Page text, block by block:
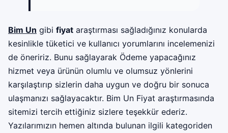
Bim Un gibi fiyat araştırması sağladığınız konularda
kesinlikle tüketici ve kullanıcı yorumlarını incelemenizi
de öneririz. Bunu sağlayarak Ödeme yapacağınız
hizmet veya ürünün olumlu ve olumsuz yönlerini
karşılaştırıp sizlerin daha uygun ve doğru bir sonuca
ulaşmanızı sağlayacaktır. Bim Un Fiyat araştırmasında
sitemizi tercih ettiğiniz sizlere teşekkür ederiz.
Yazılarımızın hemen altında bulunan ilgili kategoriden